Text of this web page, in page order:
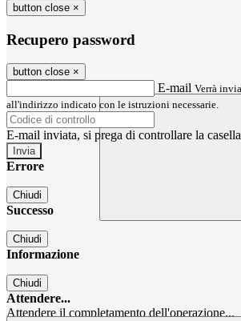
button close ×
Recupero password
button close ×
E-mail Verrà
all'indirizzo indicato con le istruzioni necessarie.
E-mail inviata, si prega di controllare la
Errore
Chiudi
Successo
Chiudi
Informazione
Chiudi
Attendere...
Attendere il completamento dell'operazione...